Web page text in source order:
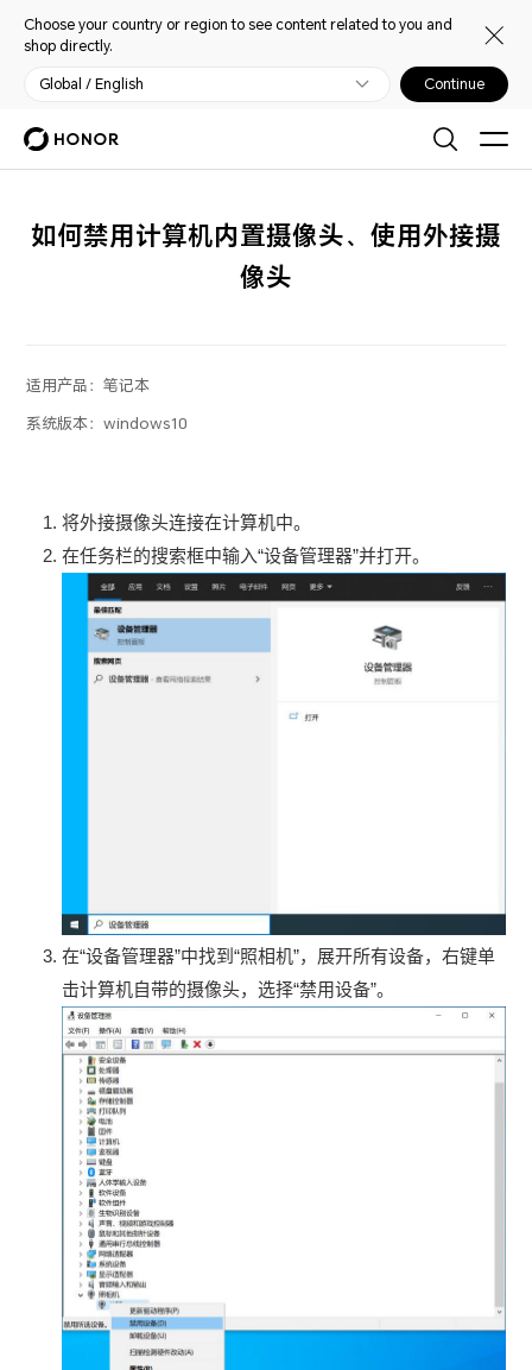
Choose your country or region to see content related to you and
shop directly.
Global / English Continue
如何禁用计算机内置摄像头、使用外接摄
像头
适用产品：笔记本
系统版本：windows10
将外接摄像头连接在计算机中。
在任务栏的搜索框中输入“设备管理器”并打开。
在“设备管理器”中找到“照相机”，展开所有设备，右键单
击计算机自带的摄像头，选择“禁用设备”。